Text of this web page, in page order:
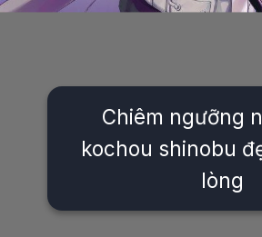
Chiêm ngưỡng
kochou shinobu
lòng